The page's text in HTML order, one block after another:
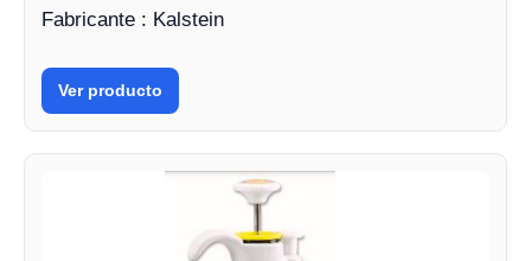
Fabricante : Kalstein
Ver producto